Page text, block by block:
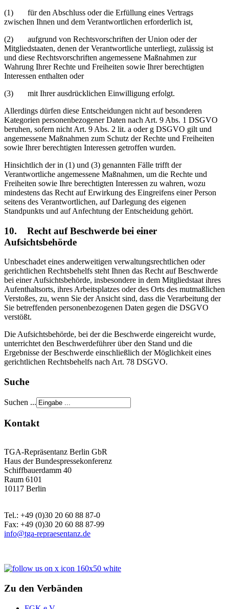
(1) für den Abschluss oder die Erfüllung eines Vertrags
zwischen Ihnen und dem Verantwortlichen erforderlich ist,
(2) aufgrund von Rechtsvorschriften der Union oder der
Mitgliedstaaten, denen der Verantwortliche unterliegt, zulässig ist
und diese Rechtsvorschriften angemessene Maßnahmen zur
Wahrung Ihrer Rechte und Freiheiten sowie Ihrer berechtigten
Interessen enthalten oder
(3) mit Ihrer ausdrücklichen Einwilligung erfolgt.
Allerdings dürfen diese Entscheidungen nicht auf besonderen
Kategorien personenbezogener Daten nach Art. 9 Abs. 1 DSGVO
beruhen, sofern nicht Art. 9 Abs. 2 lit. a oder g DSGVO gilt und
angemessene Maßnahmen zum Schutz der Rechte und Freiheiten
sowie Ihrer berechtigten Interessen getroffen wurden.
Hinsichtlich der in (1) und (3) genannten Fälle trifft der
Verantwortliche angemessene Maßnahmen, um die Rechte und
Freiheiten sowie Ihre berechtigten Interessen zu wahren, wozu
mindestens das Recht auf Erwirkung des Eingreifens einer Person
seitens des Verantwortlichen, auf Darlegung des eigenen
Standpunkts und auf Anfechtung der Entscheidung gehört.
10. Recht auf Beschwerde bei einer
Aufsichtsbehörde
Unbeschadet eines anderweitigen verwaltungsrechtlichen oder
gerichtlichen Rechtsbehelfs steht Ihnen das Recht auf Beschwerde
bei einer Aufsichtsbehörde, insbesondere in dem Mitgliedstaat ihres
Aufenthaltsorts, ihres Arbeitsplatzes oder des Orts des mutmaßlichen
Verstoßes, zu, wenn Sie der Ansicht sind, dass die Verarbeitung der
Sie betreffenden personenbezogenen Daten gegen die DSGVO
verstößt.
Die Aufsichtsbehörde, bei der die Beschwerde eingereicht wurde,
unterrichtet den Beschwerdeführer über den Stand und die
Ergebnisse der Beschwerde einschließlich der Möglichkeit eines
gerichtlichen Rechtsbehelfs nach Art. 78 DSGVO.
Suche
Suchen ...
Kontakt
TGA-Repräsentanz Berlin GbR
Haus der Bundespressekonferenz
Schiffbauerdamm 40
Raum 6101
10117 Berlin
Tel.: +49 (0)30 20 60 88 87-0
Fax: +49 (0)30 20 60 88 87-99
info@tga-repraesentanz.de
Zu den Verbänden